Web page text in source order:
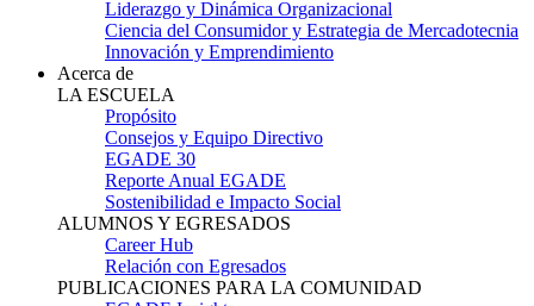
Liderazgo y Dinámica Organizacional
Ciencia del Consumidor y Estrategia de Mercadotecnia
Innovación y Emprendimiento
Acerca de
LA ESCUELA
Propósito
Consejos y Equipo Directivo
EGADE 30
Reporte Anual EGADE
Sostenibilidad e Impacto Social
ALUMNOS Y EGRESADOS
Career Hub
Relación con Egresados
PUBLICACIONES PARA LA COMUNIDAD